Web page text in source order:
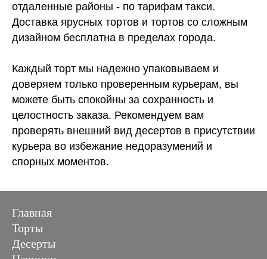
отдаленные районы - по тарифам такси.
Доставка ярусных тортов и тортов со сложным
дизайном бесплатна в пределах города.
Каждый торт мы надежно упаковываем и
доверяем только проверенным курьерам, вы
можете быть спокойны за сохранность и
целостность заказа. Рекомендуем вам
проверять внешний вид десертов в присутствии
курьера во избежание недоразумений и
спорных моментов.
Главная
Торты
Десерты